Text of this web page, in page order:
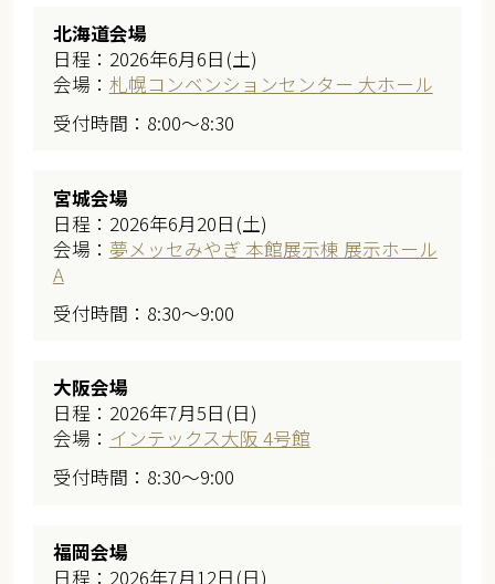
北海道会場
日程：2026年6月6日(土)
会場： 札幌コンベンションセンター 大ホール
受付時間：8:00～8:30
宮城会場
日程：2026年6月20日(土)
会場： 夢メッセみやぎ 本館展示棟 展示ホール
A
受付時間：8:30～9:00
大阪会場
日程：2026年7月5日(日)
会場： インテックス大阪 4号館
受付時間：8:30～9:00
福岡会場
日程：2026年7月12日(日)